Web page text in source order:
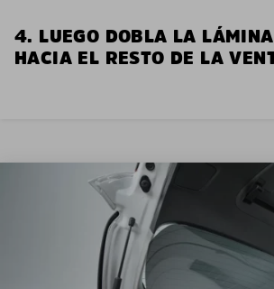
4. LUEGO DOBLA LA
HACIA EL RESTO DE LA